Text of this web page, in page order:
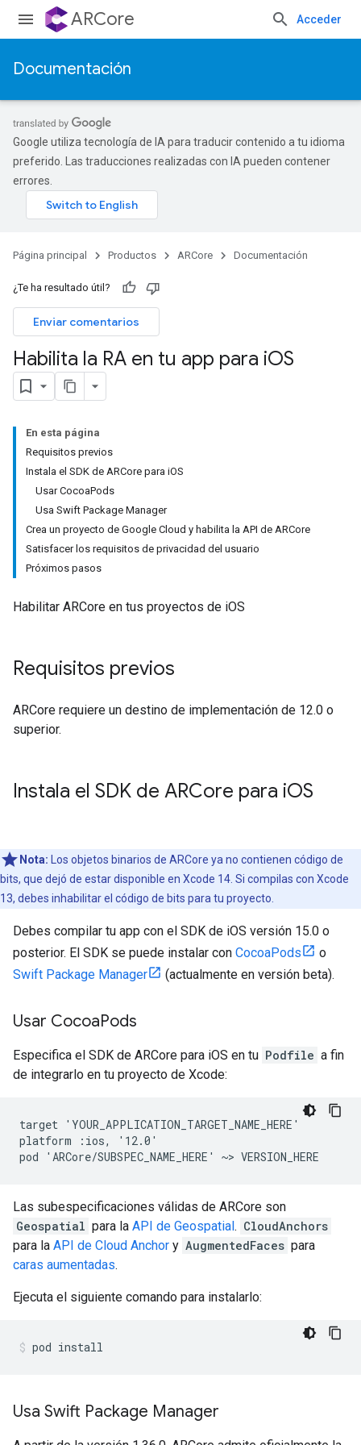
ARCore Acceder
Documentación
Google utiliza tecnología de IA para traducir contenido a tu idioma
preferido. Las traducciones realizadas con IA pueden contener
errores.
Página principal Productos ARCore Documentación
¿Te ha resultado útil?
Enviar comentarios
Habilita la RA en tu app para iOS
En esta página
Requisitos previos
Instala el SDK de ARCore para iOS
Usar CocoaPods
Usa Swift Package Manager
Crea un proyecto de Google Cloud y habilita la API de ARCore
Satisfacer los requisitos de privacidad del usuario
Próximos pasos
Habilitar ARCore en tus proyectos de iOS
Requisitos previos
ARCore requiere un destino de implementación de 12.0 o
superior.
Instala el SDK de ARCore para iOS
Nota: Los objetos binarios de ARCore ya no contienen código de
bits, que dejó de estar disponible en Xcode 14. Si compilas con Xcode
13, debes inhabilitar el código de bits para tu proyecto.
Debes compilar tu app con el SDK de iOS versión 15.0 o
posterior. El SDK se puede instalar con CocoaPods
o
Swift Package Manager
(actualmente en versión beta).
Usar CocoaPods
Especifica el SDK de ARCore para iOS en tu Podfile a fin
de integrarlo en tu proyecto de Xcode:
target 'YOUR_APPLICATION_TARGET_NAME_HERE'
platform :ios, '12.0'
Las subespecificaciones válidas de ARCore son
Geospatial para la API de Geospatial. CloudAnchors
para la API de Cloud Anchor y AugmentedFaces para
caras aumentadas.
Ejecuta el siguiente comando para instalarlo:
pod install
Usa Swift Package Manager